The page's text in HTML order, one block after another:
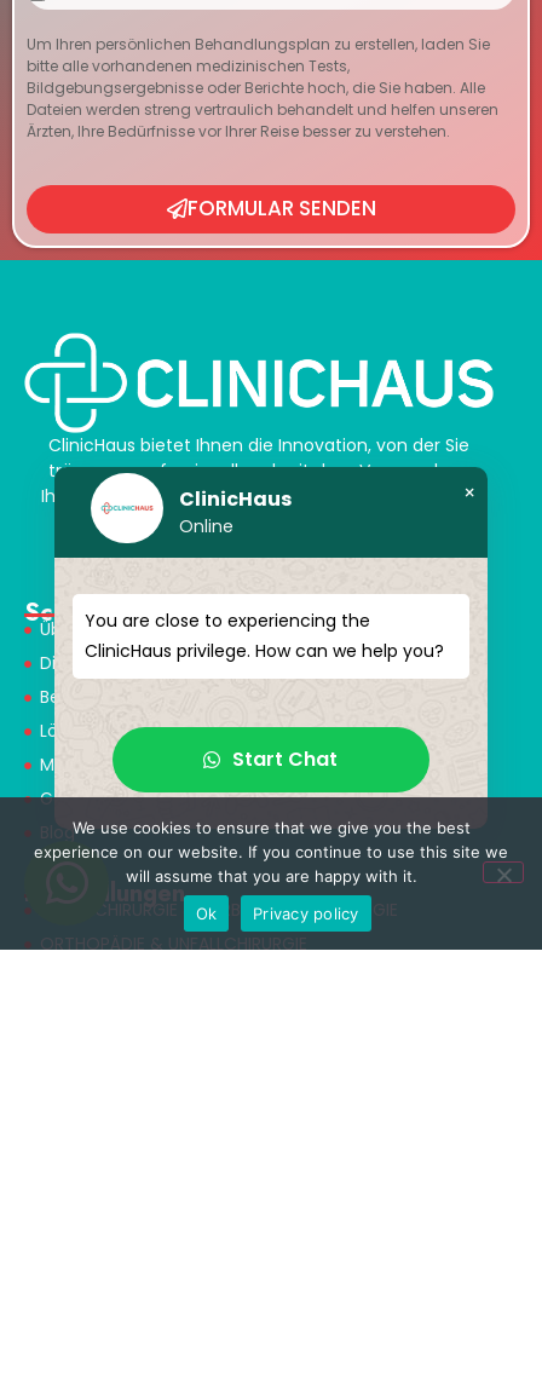
Um Ihren persönlichen Behandlungsplan zu erstellen, laden Sie
bitte alle vorhandenen medizinischen Tests,
Bildgebungsergebnisse oder Berichte hoch, die Sie haben. Alle
Dateien werden streng vertraulich behandelt und helfen unseren
Ärzten, Ihre Bedürfnisse vor Ihrer Reise besser zu verstehen.
FORMULAR SENDEN
ClinicHaus bietet Ihnen die Innovation, von der Sie
träumen, professionell und mit dem Versprechen,
Ihnen magische Akzente zu verleihen. Schenken Sie
sich selbst ein neues „Ich“.
Schnellmenü
Über Uns
Dienstleistungen
Behandlungen
Lösungspartner
Medical Consultants
Gesundheitstourismus
Blog
Behandlungen
NEUROCHIRURGIE & WIRBELSÄULENCHIRURGIE
ORTHOPÄDIE & UNFALLCHIRURGIE
ClinicHaus
Online
×
You are close to experiencing the
ClinicHaus privilege. How can we help you?
Start Chat
We use cookies to ensure that we give you the best
experience on our website. If you continue to use this site we
will assume that you are happy with it.
Ok
Privacy policy